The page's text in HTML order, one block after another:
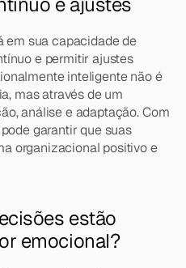
em sua capacidade de
e permitir ajustes
inteligente não é
mas através de um
análise e adaptação. Com
garantir que suas
organizacional positivo e
estão
emocional?